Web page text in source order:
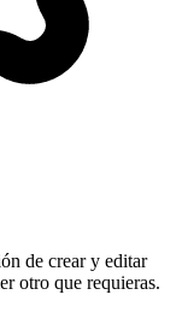
de crear y editar
otro que requieras.